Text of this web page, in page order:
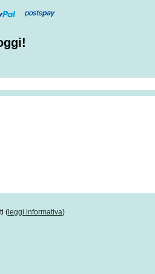
(leggi informativa)